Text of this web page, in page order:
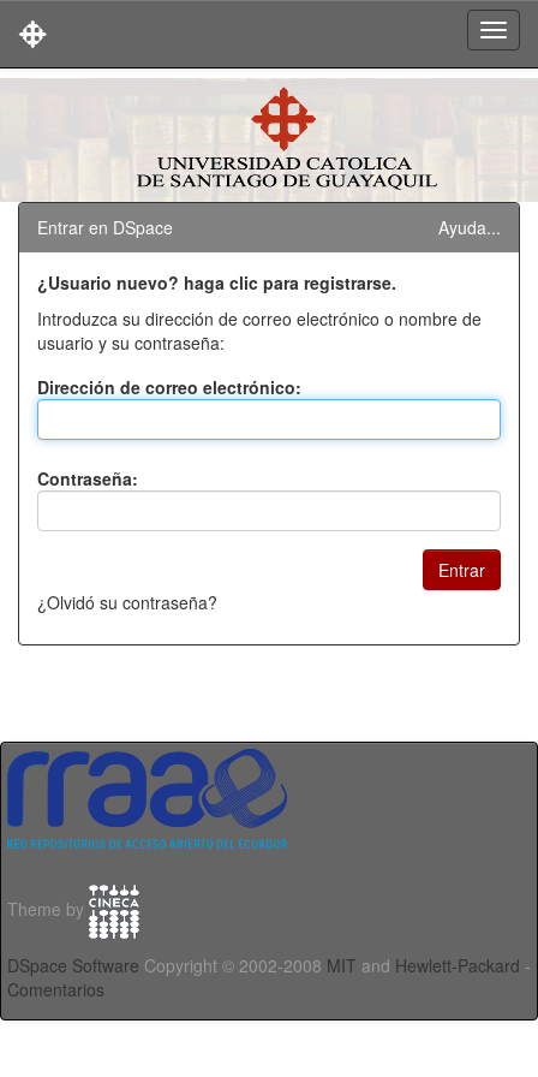
Entrar en DSpace Ayuda...
¿Usuario nuevo? haga clic para registrarse.
Introduzca su dirección de correo electrónico o nombre de
usuario y su contraseña:
Dirección de correo electrónico:
Contraseña:
¿Olvidó su contraseña?
Theme by
DSpace Software Copyright © 2002-2008 MIT and Hewlett-Packard -
Comentarios